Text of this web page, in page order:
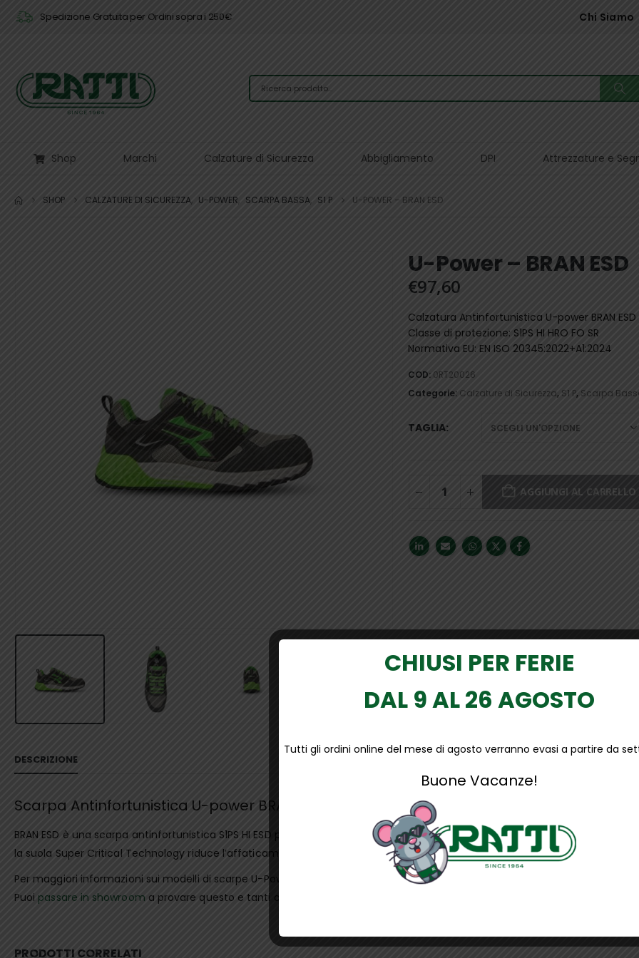
Spedizione Gratuita per Ordini sopra i 250€ Chi Siamo
Shop Marchi Calzature di Sicurezza Abbigliamento DPI Attrezzature e
SHOP CALZATURE DI SICUREZZA, U-POWER SCARPA BASSA S1 P U-POWER – BRAN ESD
U-Power – BRAN ESD
€97,60
Calzatura Antinfortunistica U-power BRAN ESD
Classe di protezione: S1PS HI HRO FO SR
Normativa EU: EN ISO 20345:2022+A1:2024
COD: 0RT20026
Categorie: Calzature di Sicurezza, S1 P, Scarpa
TAGLIA
AGGIUNGI AL CARRELLO
DESCRIZIONE
Scarpa Antinfortunistica U-power BRAN ESD
BRAN ESD è una scarpa antinfortunistica S1PS HI ESD pensata per ambienti di lavoro dinamici. La tomaia in U-KNIT
la suola Super Critical Technology riduce l’affaticamento restituendo energia a ogni passo. Classe di protezione S1PS HI
Per maggiori informazioni sui modelli di scarpe U-Power,
Puoi passare in showroom a provare questo e tanti altri modelli di
PRODOTTI CORRELATI
CHIUSI PER FERIE
DAL 9 AL 26 AGOSTO
Tutti gli ordini online del mese di agosto verranno evasi a partire da
Buone Vacanze!